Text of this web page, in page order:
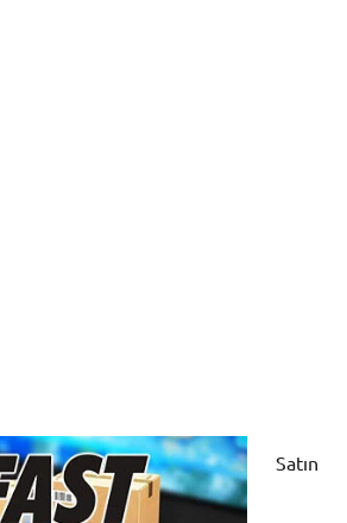
Satın